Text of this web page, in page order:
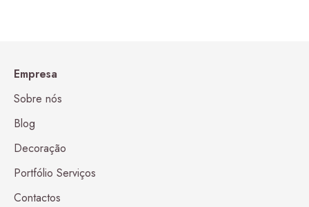
Empresa
Sobre nós
Blog
Decoração
Portfólio Serviços
Contactos